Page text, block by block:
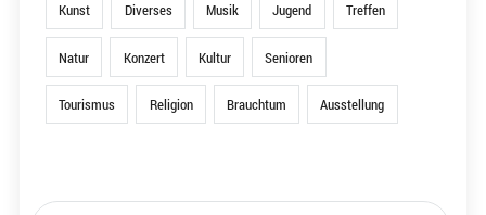
Kunst Diverses Musik Jugend Treffen
Natur Konzert Kultur Senioren
Tourismus Religion Brauchtum Ausstellung